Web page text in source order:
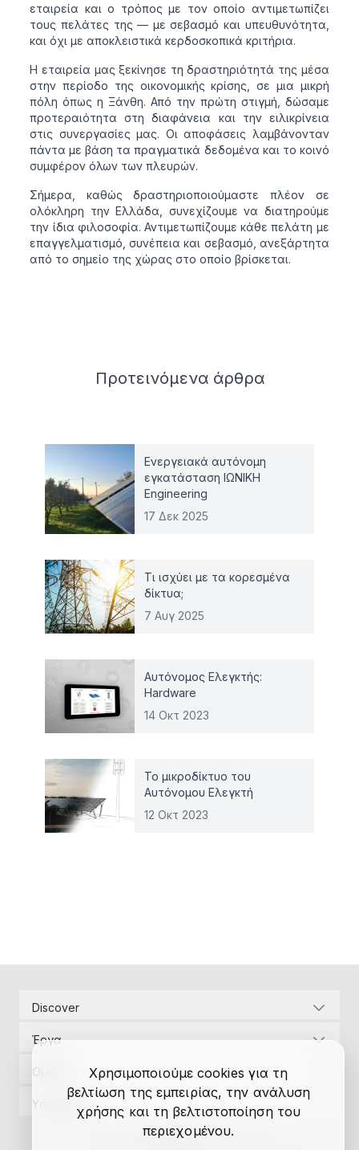
εταιρεία και ο τρόπος με τον οποίο αντιμετωπίζει
τους πελάτες της — με σεβασμό και υπευθυνότητα,
και όχι με αποκλειστικά κερδοσκοπικά κριτήρια.
Η εταιρεία μας ξεκίνησε τη δραστηριότητά της μέσα
στην περίοδο της οικονομικής κρίσης, σε μια μικρή
πόλη όπως η Ξάνθη. Από την πρώτη στιγμή, δώσαμε
προτεραιότητα στη διαφάνεια και την ειλικρίνεια
στις συνεργασίες μας. Οι αποφάσεις λαμβάνονταν
πάντα με βάση τα πραγματικά δεδομένα και το κοινό
συμφέρον όλων των πλευρών.
Σήμερα, καθώς δραστηριοποιούμαστε πλέον σε
ολόκληρη την Ελλάδα, συνεχίζουμε να διατηρούμε
την ίδια φιλοσοφία. Αντιμετωπίζουμε κάθε πελάτη με
επαγγελματισμό, συνέπεια και σεβασμό, ανεξάρτητα
από το σημείο της χώρας στο οποίο βρίσκεται.
Προτεινόμενα άρθρα
Ενεργειακά αυτόνομη
εγκατάσταση ΙΩΝΙΚΗ
Engineering
17 Δεκ 2025
Τι ισχύει με τα κορεσμένα
δίκτυα;
7 Αυγ 2025
Αυτόνομος Ελεγκτής:
Hardware
14 Οκτ 2023
Το μικροδίκτυο του
Αυτόνομου Ελεγκτή
12 Οκτ 2023
Χρησιμοποιούμε cookies για τη
βελτίωση της εμπειρίας, την ανάλυση
χρήσης και τη βελτιστοποίηση του
περιεχομένου.
Discover
Ενεργειακές υποδομές
Αναπτυξιακός Νόμος
Επικοινωνία
Αυτόνομος ελεγκτής
Έργα
Μελέτες εφαρμογής
Αδειοδοτήσεις
Χρηματοδοτήσεις
Ομάδα
Διαχείριση Έργων
Μελέτες εφαρμογής
Υπηρεσίες
Διαχείριση Έργων
Πολιτική Απορρήτου Πολιτική Cookies